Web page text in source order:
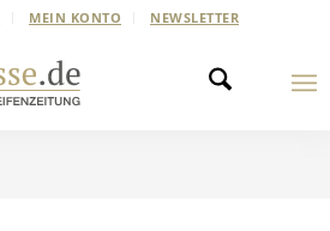
MEIN KONTO NEWSLETTER